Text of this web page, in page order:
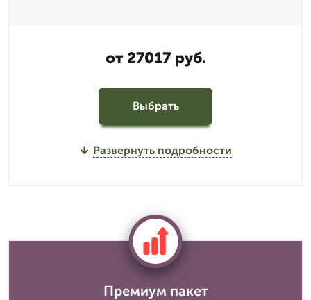
от 27017 руб.
Выбрать
Развернуть подробности
Премиум пакет